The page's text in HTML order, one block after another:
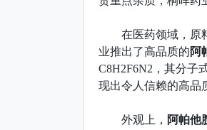
在医药领域，原料
业推出了高品质的阿
C8H2F6N2，其分子
现出令人信赖的高品
外观上， 阿帕他